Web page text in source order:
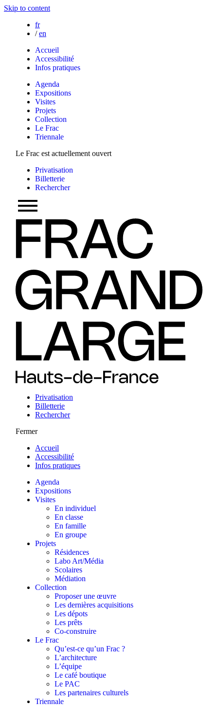
Skip to content
fr
/ en
Accueil
Accessibilité
Infos pratiques
Agenda
Expositions
Visites
Projets
Collection
Le Frac
Triennale
Le Frac est actuellement ouvert
Privatisation
Billetterie
Rechercher
Privatisation
Billetterie
Rechercher
Fermer
Accueil
Accessibilité
Infos pratiques
Agenda
Expositions
Visites
En individuel
En classe
En famille
En groupe
Projets
Résidences
Labo Art/Média
Scolaires
Médiation
Collection
Proposer une œuvre
Les dernières acquisitions
Les dépots
Les prêts
Co-construire
Le Frac
Qu’est-ce qu’un Frac ?
L’architecture
L’équipe
Le café boutique
Le PAC
Les partenaires culturels
Triennale